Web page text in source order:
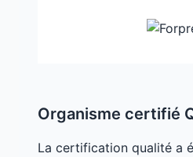
Organisme certifié
La certification qualité a